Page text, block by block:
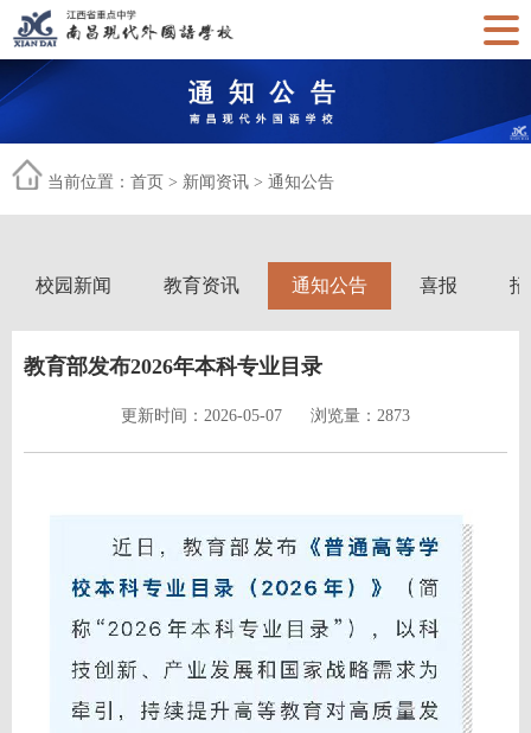
当前位置： 首页 > 新闻资讯 > 通知公告
校园新闻 教育资讯 通知公告 喜报
教育部发布2026年本科专业目录
更新时间：2026-05-07 浏览量：2873